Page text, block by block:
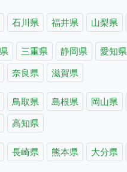
石川県 福井県 山梨県
三重県 静岡県 愛知県
奈良県 滋賀県
鳥取県 島根県 岡山県
高知県
長崎県 熊本県 大分県